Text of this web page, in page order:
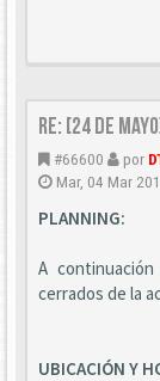
Re: [24 DE
#66600 por
Mar, 04 Mar
PLANNING:
A
cerrados de la
UBICACIÓN Y